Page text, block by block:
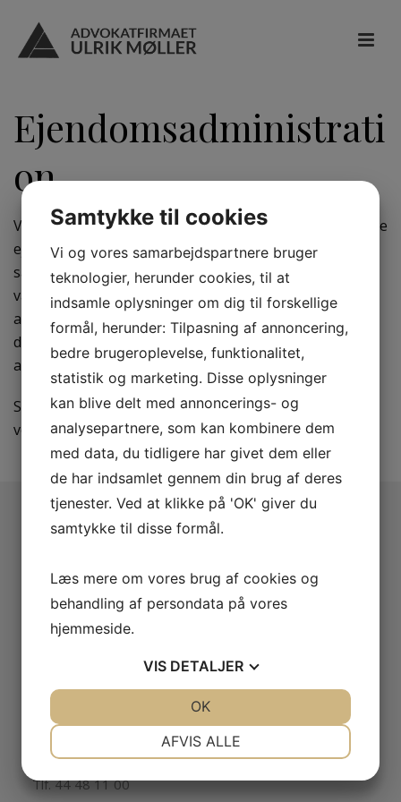
Ejendomsadministrati
on
Vi administrerer almennyttige boligselskaber samt flere
ejerforeninger. Vores administration omfatter alle
sædvanlige dele af administrationsopgaverne. Det
være sig alle daglige forhold omkring selve
administrationen, drøftelser med bestyrelsen,
deltagelse i generalforsamlinger, møde med revisor,
ansættelse og afskedigelse af personale.
Såfremt du ønsker ny ejendomsadministrator, er du
velkommen til at kontakte os til en uformel drøftelse.
ADVOKATFIRMAET ULRIK MØLLER
Advokat@ulrikmoller.dk
Cvr.nr. 19085244
3500 Værløse
Tlf. 44 48 11 00
Samtykke til cookies
Vi og vores samarbejdspartnere bruger
teknologier, herunder cookies, til at
indsamle oplysninger om dig til forskellige
formål, herunder: Tilpasning af annoncering,
bedre brugeroplevelse, funktionalitet,
statistik og marketing. Disse oplysninger
kan blive delt med annoncerings- og
analysepartnere, som kan kombinere dem
med data, du tidligere har givet dem eller
de har indsamlet gennem din brug af deres
tjenester. Ved at klikke på 'OK' giver du
samtykke til disse formål.
Læs mere om vores brug af cookies og
behandling af persondata på vores
hjemmeside.
VIS DETALJER
AFVIS ALLE
OK